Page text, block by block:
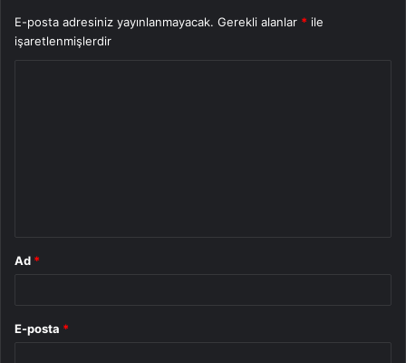
E-posta adresiniz yayınlanmayacak. Gerekli alanlar * ile
işaretlenmişlerdir
Ad *
E-posta *